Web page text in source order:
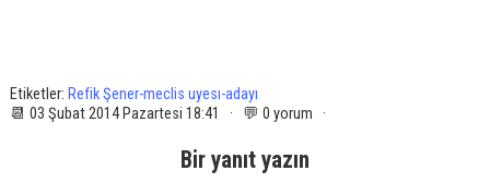
Etiketler: Refik Şener-meclis uyesı-adayı
📆 03 Şubat 2014 Pazartesi 18:41 · 💬 0 yorum ·
Bir yanıt yazın